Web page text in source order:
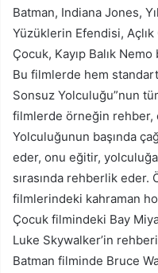
Batman, Indiana Jones,
Yüzüklerin Efendisi,
Çocuk, Kayıp Balık
Bu filmlerde hem
Sonsuz Yolculuğu”nun
filmlerde örneğin rehber,
Yolculuğunun başında
eder, onu eğitir,
sırasında rehberlik
filmlerindeki kahraman
Çocuk filmindeki Bay
Luke Skywalker’in
Batman filminde Bruce